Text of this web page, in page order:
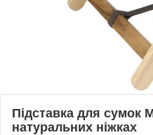
Підставка для сумок
натуральних ніжках